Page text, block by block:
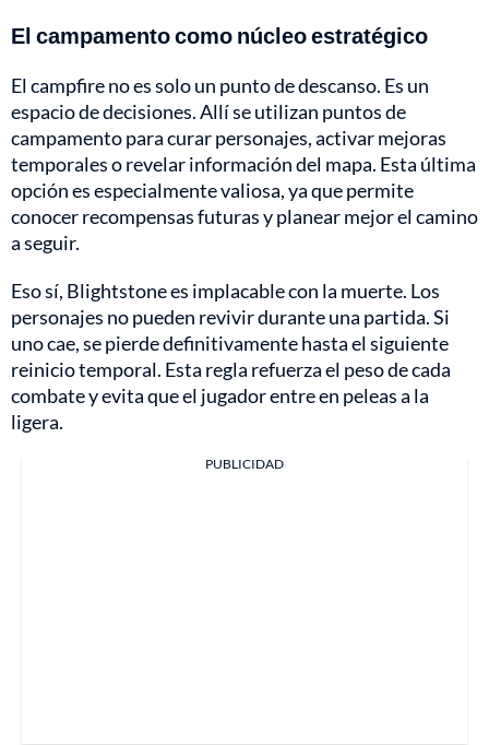
El campamento como núcleo estratégico
El campfire no es solo un punto de descanso. Es un
espacio de decisiones. Allí se utilizan puntos de
campamento para curar personajes, activar mejoras
temporales o revelar información del mapa. Esta última
opción es especialmente valiosa, ya que permite
conocer recompensas futuras y planear mejor el camino
a seguir.
Eso sí, Blightstone es implacable con la muerte. Los
personajes no pueden revivir durante una partida. Si
uno cae, se pierde definitivamente hasta el siguiente
reinicio temporal. Esta regla refuerza el peso de cada
combate y evita que el jugador entre en peleas a la
ligera.
PUBLICIDAD